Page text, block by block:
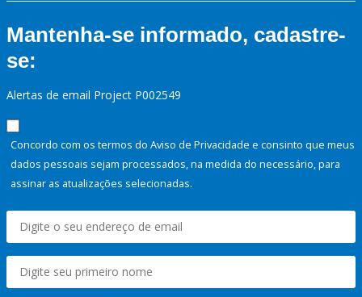
Mantenha-se informado, cadastre-
se:
Alertas de email Project P002549
Concordo com os termos do Aviso de Privacidade e consinto que meus
dados pessoais sejam processados, na medida do necessário, para
assinar as atualizações selecionadas.